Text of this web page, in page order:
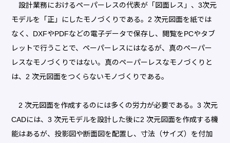
設計業務におけるペーパーレスの代表が「図面レス」、3次元
モデルを「正」にしたモノづくりである。2 次元図面を紙では
なく、DXFやPDFなどの電子データで保存し、閲覧をPCやタブ
レットで行うことで、ペーパーレスにはなるが、真のペーパー
レスなモノづくりではない。真のペーパーレスなモノづくりと
は、2 次元図面をつくらないモノづくりである。
2 次元図面を作成するのには多くの労力が必要である。3 次元
CADには、3 次元モデルを設計した後に2 次元図面を作成する機
能はあるが、投影図や断面図を配置し、寸法（サイズ）を付加